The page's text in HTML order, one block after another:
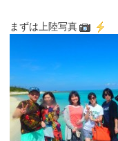
まずは上陸写真